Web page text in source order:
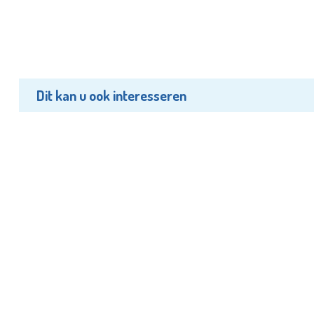
Dit kan u ook interesseren